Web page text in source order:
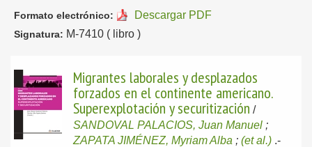
Formato electrónico: Descargar PDF
Signatura: M-7410 ( libro )
Migrantes laborales y desplazados
forzados en el continente americano.
Superexplotación y securitización /
SANDOVAL PALACIOS, Juan Manuel ;
ZAPATA JIMÉNEZ, Myriam Alba ; (et al.) .-